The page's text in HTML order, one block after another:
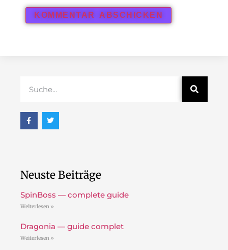
Neuste Beiträge
SpinBoss — complete guide
Weiterlesen »
Dragonia — guide complet
Weiterlesen »